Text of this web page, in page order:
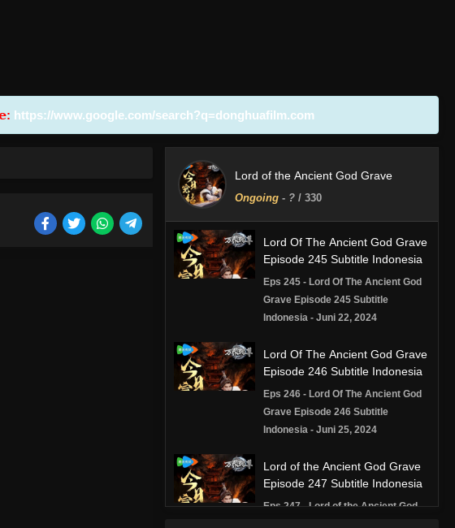
https://www.google.com/search?q=donghuafilm.com
Lord of the Ancient God Grave
Ongoing- ?/ 330
Lord Of The Ancient God Grave
Episode 245 Subtitle Indonesia
Eps 245 - Lord Of The Ancient God
Grave Episode 245 Subtitle
Indonesia - Juni 22, 2024
Lord Of The Ancient God Grave
Episode 246 Subtitle Indonesia
Eps 246 - Lord Of The Ancient God
Grave Episode 246 Subtitle
Indonesia - Juni 25, 2024
Lord of the Ancient God Grave
Episode 247 Subtitle Indonesia
Eps 247 - Lord of the Ancient God